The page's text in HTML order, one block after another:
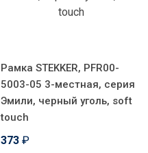
Рамка STEKKER, PFR00-
5003-05 3-местная, серия
Эмили, черный уголь, soft
touch
373 ₽